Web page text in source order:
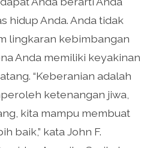
hidup Anda. Anda tidak
lingkaran kebimbangan
Anda memiliki keyakinan
“Keberanian adalah
ketenangan jiwa,
kita mampu membuat
baik,” kata John F.